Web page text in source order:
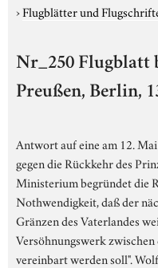
›Flugblätter und
Nr_250 Flugblatt
Preußen, Berlin,
Antwort auf eine am 12.
gegen die Rückkehr des
Ministerium begründet die
Nothwendigkeit, daß der
Gränzen des Vaterlandes
Versöhnungswerk
vereinbart werden soll".